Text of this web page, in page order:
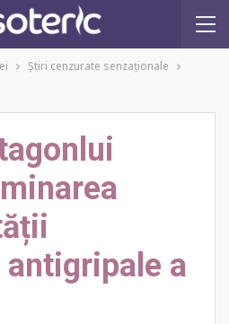
Ştiri cenzurate senzaţionale
a